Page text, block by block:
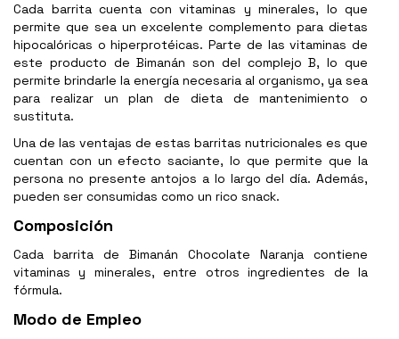
Cada barrita cuenta con vitaminas y minerales, lo que
permite que sea un excelente complemento para dietas
hipocalóricas o hiperprotéicas. Parte de las vitaminas de
este producto de Bimanán son del complejo B, lo que
permite brindarle la energía necesaria al organismo, ya sea
para realizar un plan de dieta de mantenimiento o
sustituta.
Una de las ventajas de estas barritas nutricionales es que
cuentan con un efecto saciante, lo que permite que la
persona no presente antojos a lo largo del día. Además,
pueden ser consumidas como un rico snack.
Composición
Cada barrita de Bimanán Chocolate Naranja contiene
vitaminas y minerales, entre otros ingredientes de la
fórmula.
Modo de Empleo